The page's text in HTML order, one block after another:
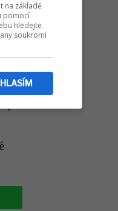
na základě
pomocí
hledejte
soukromí